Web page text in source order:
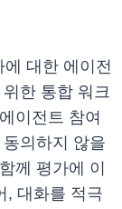
대한 에이전
한 통합 워크
이전트 참여
의하지 않을
께 평가에 이
, 대화를 적극